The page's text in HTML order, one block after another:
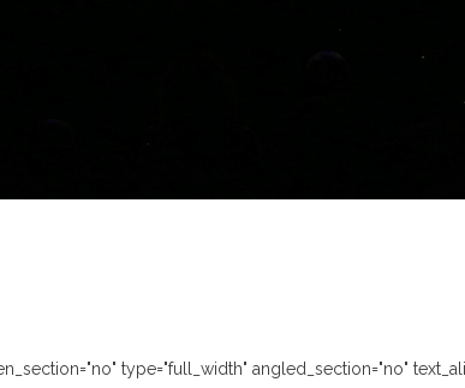
type="full_width" angled_section="no"